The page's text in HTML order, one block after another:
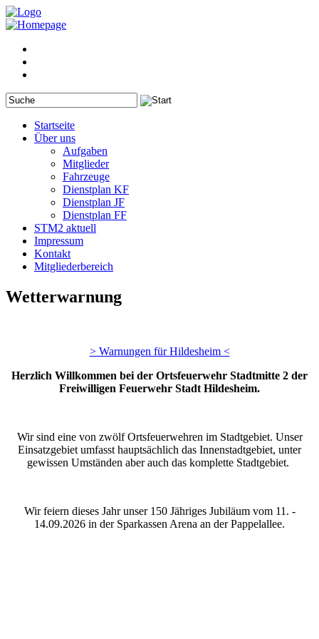
Startseite
Über uns
Aufgaben
Mitglieder
Fahrzeuge
Dienstplan KF
Dienstplan JF
Dienstplan FF
STM2 aktuell
Impressum
Kontakt
Mitgliederbereich
Wetterwarnung
> Warnungen für Hildesheim <
Herzlich Willkommen bei der Ortsfeuerwehr Stadtmitte 2 der
Freiwilligen Feuerwehr Stadt Hildesheim.
Wir sind eine von zwölf Ortsfeuerwehren im Stadtgebiet. Unser
Einsatzgebiet umfasst hauptsächlich das Innenstadtgebiet, unter
gewissen Umständen aber auch das komplette Stadtgebiet.
Wir feiern dieses Jahr unser 150 Jähriges Jubiläum vom 11. -
14.09.2026 in der Sparkassen Arena an der Pappelallee.